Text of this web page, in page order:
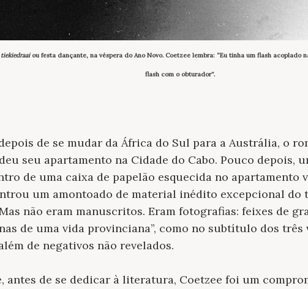
tiekiedraai ou festa dançante, na véspera do Ano Novo. Coetzee lembra: “Eu tinha um flash acoplado
flash com o obturador”.
de se mudar da África do Sul para a Austrália, o
seu apartamento na Cidade do Cabo. Pouco depois,
de uma caixa de papelão esquecida no apartamento
um amontoado de material inédito excepcional do
não eram manuscritos. Eram fotografias: feixes de
de uma vida provinciana”, como no subtítulo dos três
de negativos não revelados.
antes de se dedicar à literatura, Coetzee foi um